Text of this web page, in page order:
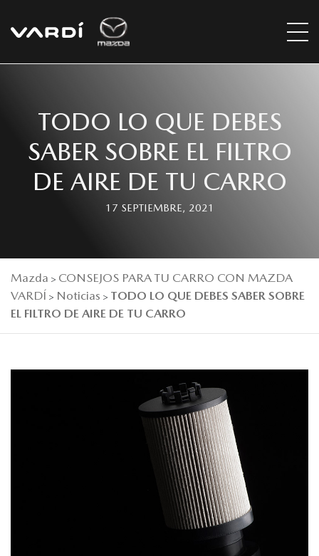
TODO LO QUE DEBES
SABER SOBRE EL FILTRO
DE AIRE DE TU CARRO
17 SEPTIEMBRE, 2021
Mazda > CONSEJOS PARA TU CARRO CON MAZDA
VARDÍ > Noticias > TODO LO QUE DEBES SABER SOBRE
EL FILTRO DE AIRE DE TU CARRO